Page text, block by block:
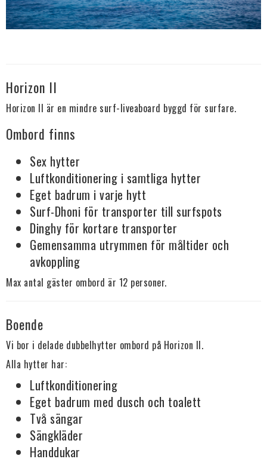
Horizon II
Horizon II är en mindre surf-liveaboard byggd för surfare.
Ombord finns
Sex hytter
Luftkonditionering i samtliga hytter
Eget badrum i varje hytt
Surf-Dhoni för transporter till surfspots
Dinghy för kortare transporter
Gemensamma utrymmen för måltider och
avkoppling
Max antal gäster ombord är 12 personer.
Boende
Vi bor i delade dubbelhytter ombord på Horizon II.
Alla hytter har:
Luftkonditionering
Eget badrum med dusch och toalett
Två sängar
Sängkläder
Handdukar